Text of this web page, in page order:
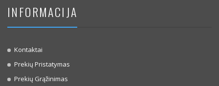
INFORMACIJA
Kontaktai
Prekių Pristatymas
Prekių Grąžinimas